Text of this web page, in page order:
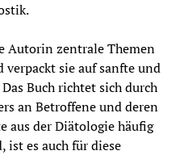
Autorin zentrale Themen
verpackt sie auf sanfte und
Buch richtet sich durch
an Betroffene und deren
aus der Diätologie häufig
es auch für diese